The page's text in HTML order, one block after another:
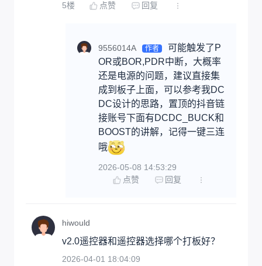
5楼 点赞 回复
9556014A 作者
可能触发了P
OR或BOR,PDR中断，大概率
还是电源的问题，建议直接集
成到板子上面，可以参考我DC
DC设计的思路，置顶的抖音链
接账号下面有DCDC_BUCK和
BOOST的讲解，记得一键三连
哦
2026-05-08 14:53:29
点赞
回复
hiwould
v2.0遥控器和遥控器选择哪个打板好？
2026-04-01 18:04:09